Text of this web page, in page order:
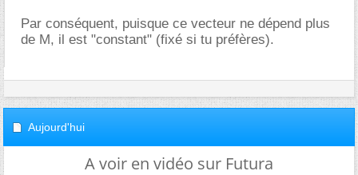
Par conséquent, puisque ce vecteur ne dépend plus
de M, il est "constant" (fixé si tu préfères).
Aujourd'hui
A voir en vidéo sur Futura